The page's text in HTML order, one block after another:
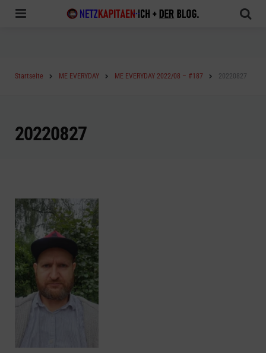
Startseite ME EVERYDAY ME EVERYDAY 2022/08 – #187 20220827
20220827